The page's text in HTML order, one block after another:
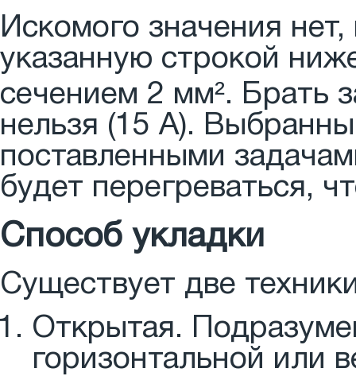
Искомого значения
указанную строкой
сечением 2 мм². Брать
нельзя (15 А).
поставленными
будет перегреваться,
Способ укладки
Существует две
Открытая.
горизонтальной или